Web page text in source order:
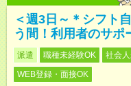
＜週3日～＊シフト
う間！利用者のサポ
派遣 職種未経験OK 社会
WEB登録・面接OK